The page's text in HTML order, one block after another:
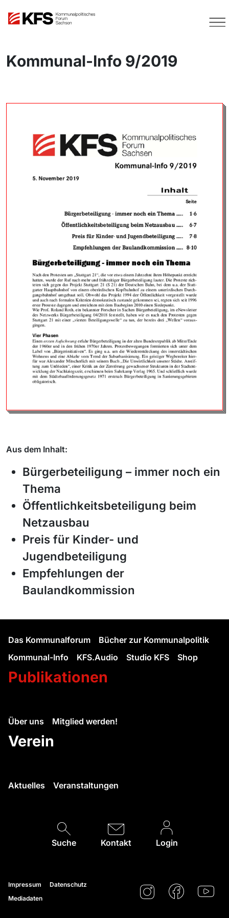
Kommunal-Info 9/2019
Aus dem Inhalt:
Bürgerbeteiligung – immer noch ein
Thema
Öffentlichkeitsbeteiligung beim
Netzausbau
Preis für Kinder- und
Jugendbeteiligung
Empfehlungen der
Baulandkommission
Das Kommunalforum
Bücher zur Kommunalpolitik
Kommunal-Info
KFS.Audio Studio KFS Shop
Publikationen
Über uns Mitglied werden!
Verein
Aktuelles Veranstaltungen
Suche Kontakt Login
Impressum
Datenschutz
Mediadaten